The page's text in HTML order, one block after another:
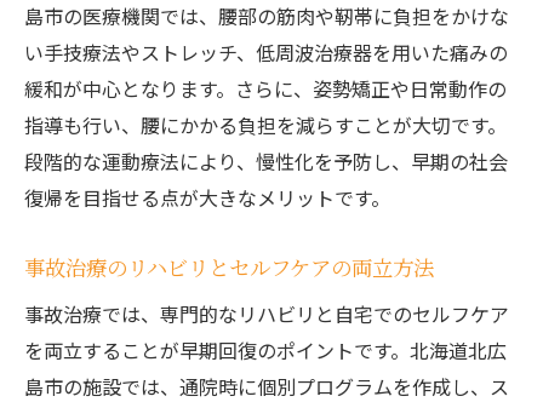
島市の医療機関では、腰部の筋肉や靭帯に負担をかけな
い手技療法やストレッチ、低周波治療器を用いた痛みの
緩和が中心となります。さらに、姿勢矯正や日常動作の
指導も行い、腰にかかる負担を減らすことが大切です。
段階的な運動療法により、慢性化を予防し、早期の社会
復帰を目指せる点が大きなメリットです。
事故治療のリハビリとセルフケアの両立方法
事故治療では、専門的なリハビリと自宅でのセルフケア
を両立することが早期回復のポイントです。北海道北広
島市の施設では、通院時に個別プログラムを作成し、ス